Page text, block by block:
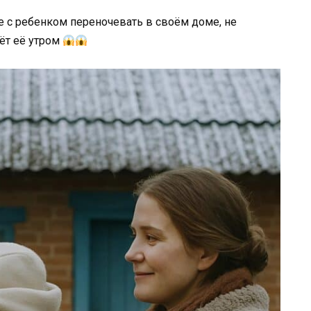
ребенком переночевать в своём доме, не
её утром